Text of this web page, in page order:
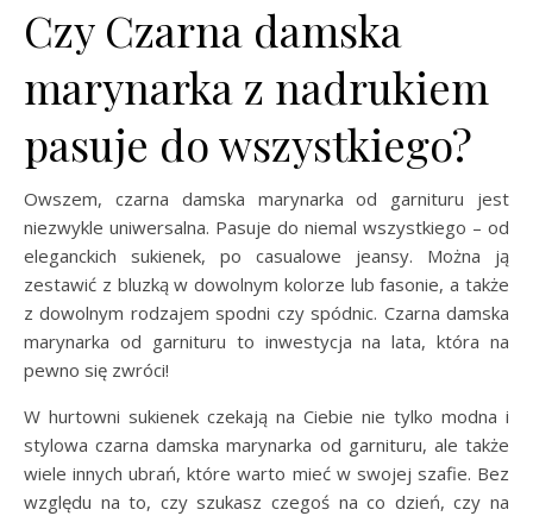
Czy Czarna damska
marynarka z nadrukiem
pasuje do wszystkiego?
Owszem, czarna damska marynarka od garnituru jest
niezwykle uniwersalna. Pasuje do niemal wszystkiego – od
eleganckich sukienek, po casualowe jeansy. Można ją
zestawić z bluzką w dowolnym kolorze lub fasonie, a także
z dowolnym rodzajem spodni czy spódnic. Czarna damska
marynarka od garnituru to inwestycja na lata, która na
pewno się zwróci!
W hurtowni sukienek czekają na Ciebie nie tylko modna i
stylowa czarna damska marynarka od garnituru, ale także
wiele innych ubrań, które warto mieć w swojej szafie. Bez
względu na to, czy szukasz czegoś na co dzień, czy na